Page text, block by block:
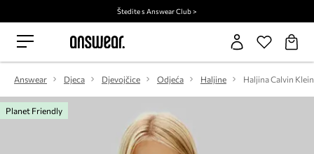
Štedite s Answear Club >
Answear Djeca Djevojčice Odjeća Haljine Haljina Calvin Klein
Planet Friendly